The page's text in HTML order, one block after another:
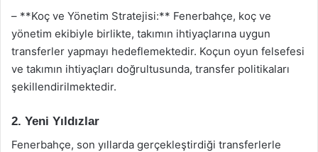
– **Koç ve Yönetim Stratejisi:** Fenerbahçe, koç ve
yönetim ekibiyle birlikte, takımın ihtiyaçlarına uygun
transferler yapmayı hedeflemektedir. Koçun oyun felsefesi
ve takımın ihtiyaçları doğrultusunda, transfer politikaları
şekillendirilmektedir.
2. Yeni Yıldızlar
Fenerbahçe, son yıllarda gerçekleştirdiği transferlerle